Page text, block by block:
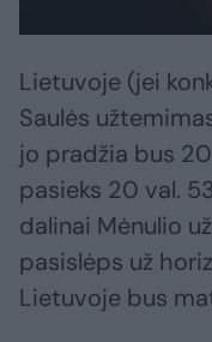
Lietuvoje (jei
Saulės
jo pradžia bus
pasieks 20 val.
dalinai Mėnulio
pasislėps už
Lietuvoje bus